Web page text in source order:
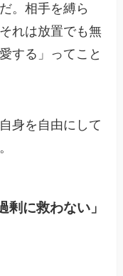
。相手を縛ら
れは放置でも無
する」ってこと
身を自由にして
に救わない」